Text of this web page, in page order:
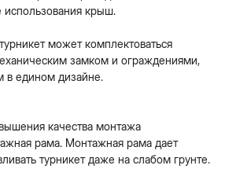
использования крыш.
может комплектоваться
замком и ограждениями,
едином дизайне.
качества монтажа
рама. Монтажная рама дает
турникет даже на слабом грунте.